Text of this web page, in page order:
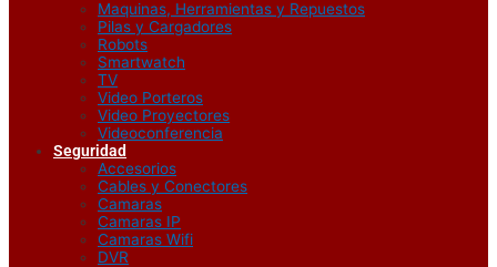
Maquinas, Herramientas y Repuestos
Pilas y Cargadores
Robots
Smartwatch
TV
Video Porteros
Video Proyectores
Videoconferencia
Seguridad
Accesorios
Cables y Conectores
Camaras
Camaras IP
Camaras Wifi
DVR